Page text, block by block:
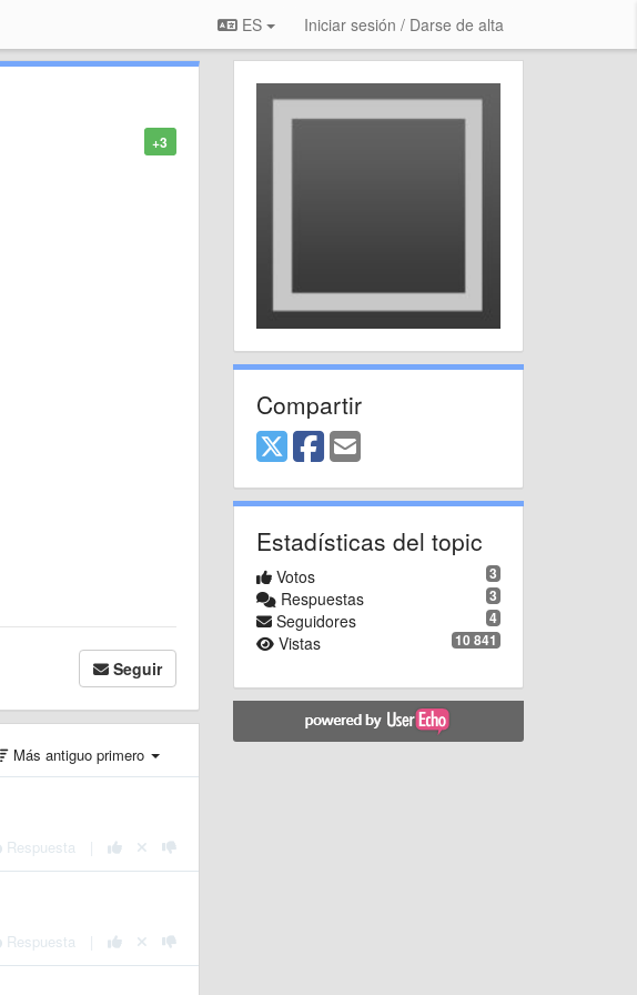
ES Iniciar sesión / Darse de alta
+3
Seguir
Más antiguo primero
Respuesta
Respuesta
Compartir
Estadísticas del topic
3
Votos
3
Respuestas
4
Seguidores
10 841
Vistas